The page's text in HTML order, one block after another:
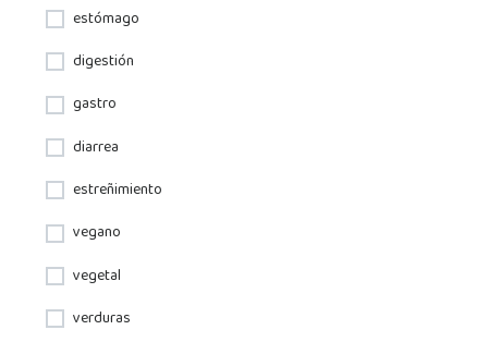
estómago
digestión
gastro
diarrea
estreñimiento
vegano
vegetal
verduras